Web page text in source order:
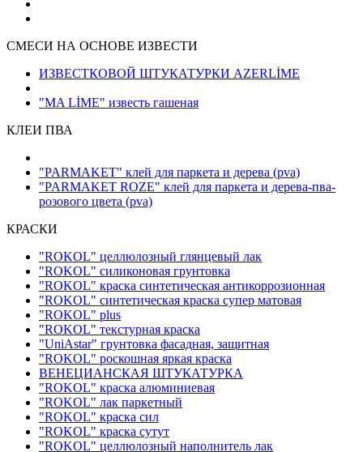
СМЕСИ НА ОСНОВЕ ИЗВЕСТИ
ИЗВЕСТКОВОЙ ШТУКАТУРКИ AZERLİME
"MA LİME" известь гашеная
КЛЕИ ПВА
"PARMAKET" клей для паркета и дерева (pva)
"PARMAKET ROZE" клей для паркета и дерева-пва-
розового цвета (pva)
КРАСКИ
"ROKOL" целлюлозный глянцевый лак
"ROKOL" силиконовая грунтовка
"ROKOL" краска синтетическая антикоррозионная
"ROKOL" синтетическая краска супер матовая
"ROKOL" plus
"ROKOL" текстурная краска
"UniAstar" грунтовка фасадная, защитная
"ROKOL" роскошная яркая краска
ВЕНЕЦИАНСКАЯ ШТУКАТУРКА
"ROKOL" краска алюминиевая
"ROKOL" лак паркетный
"ROKOL" краска сил
"ROKOL" краска сутут
"ROKOL" целлюлозный наполнитель лак